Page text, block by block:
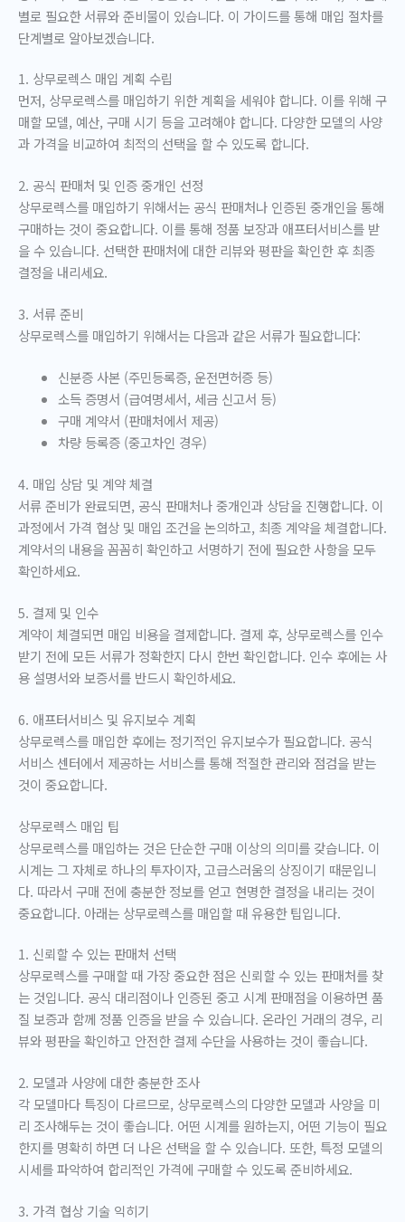
별로 필요한 서류와 준비물이 있습니다. 이 가이드를 통해 매입 절차를
단계별로 알아보겠습니다.
1. 상무로렉스 매입 계획 수립
먼저, 상무로렉스를 매입하기 위한 계획을 세워야 합니다. 이를 위해 구
매할 모델, 예산, 구매 시기 등을 고려해야 합니다. 다양한 모델의 사양
과 가격을 비교하여 최적의 선택을 할 수 있도록 합니다.
2. 공식 판매처 및 인증 중개인 선정
상무로렉스를 매입하기 위해서는 공식 판매처나 인증된 중개인을 통해
구매하는 것이 중요합니다. 이를 통해 정품 보장과 애프터서비스를 받
을 수 있습니다. 선택한 판매처에 대한 리뷰와 평판을 확인한 후 최종
결정을 내리세요.
3. 서류 준비
상무로렉스를 매입하기 위해서는 다음과 같은 서류가 필요합니다:
신분증 사본 (주민등록증, 운전면허증 등)
소득 증명서 (급여명세서, 세금 신고서 등)
구매 계약서 (판매처에서 제공)
차량 등록증 (중고차인 경우)
4. 매입 상담 및 계약 체결
서류 준비가 완료되면, 공식 판매처나 중개인과 상담을 진행합니다. 이
과정에서 가격 협상 및 매입 조건을 논의하고, 최종 계약을 체결합니다.
계약서의 내용을 꼼꼼히 확인하고 서명하기 전에 필요한 사항을 모두
확인하세요.
5. 결제 및 인수
계약이 체결되면 매입 비용을 결제합니다. 결제 후, 상무로렉스를 인수
받기 전에 모든 서류가 정확한지 다시 한번 확인합니다. 인수 후에는 사
용 설명서와 보증서를 반드시 확인하세요.
6. 애프터서비스 및 유지보수 계획
상무로렉스를 매입한 후에는 정기적인 유지보수가 필요합니다. 공식
서비스 센터에서 제공하는 서비스를 통해 적절한 관리와 점검을 받는
것이 중요합니다.
상무로렉스 매입 팁
상무로렉스를 매입하는 것은 단순한 구매 이상의 의미를 갖습니다. 이
시계는 그 자체로 하나의 투자이자, 고급스러움의 상징이기 때문입니
다. 따라서 구매 전에 충분한 정보를 얻고 현명한 결정을 내리는 것이
중요합니다. 아래는 상무로렉스를 매입할 때 유용한 팁입니다.
1. 신뢰할 수 있는 판매처 선택
상무로렉스를 구매할 때 가장 중요한 점은 신뢰할 수 있는 판매처를 찾
는 것입니다. 공식 대리점이나 인증된 중고 시계 판매점을 이용하면 품
질 보증과 함께 정품 인증을 받을 수 있습니다. 온라인 거래의 경우, 리
뷰와 평판을 확인하고 안전한 결제 수단을 사용하는 것이 좋습니다.
2. 모델과 사양에 대한 충분한 조사
각 모델마다 특징이 다르므로, 상무로렉스의 다양한 모델과 사양을 미
리 조사해두는 것이 좋습니다. 어떤 시계를 원하는지, 어떤 기능이 필요
한지를 명확히 하면 더 나은 선택을 할 수 있습니다. 또한, 특정 모델의
시세를 파악하여 합리적인 가격에 구매할 수 있도록 준비하세요.
3. 가격 협상 기술 익히기